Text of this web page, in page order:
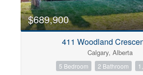
$689,900
411 Woodland
Calgary, Alberta
5 Bedroom 2 Bathroom